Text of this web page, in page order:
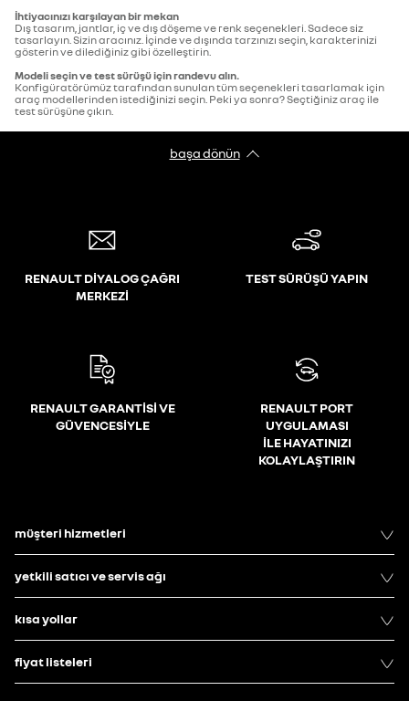
İhtiyacınızı karşılayan bir mekan
Dış tasarım, jantlar, iç ve dış döşeme ve renk seçenekleri. Sadece siz
tasarlayın. Sizin aracınız. İçinde ve dışında tarzınızı seçin, karakterinizi
gösterin ve dilediğiniz gibi özelleştirin.
Modeli seçin ve test sürüşü için randevu alın.
Konfigüratörümüz tarafından sunulan tüm seçenekleri tasarlamak için
araç modellerinden istediğinizi seçin. Peki ya sonra? Seçtiğiniz araç ile
test sürüşüne çıkın.
başa dönün
RENAULT DİYALOG ÇAĞRI
MERKEZİ
TEST SÜRÜŞÜ YAPIN
RENAULT GARANTİSİ VE
GÜVENCESİYLE
RENAULT PORT
UYGULAMASI
İLE HAYATINIZI
KOLAYLAŞTIRIN
müşteri hizmetleri
yetkili satıcı ve servis ağı
kısa yollar
fiyat listeleri